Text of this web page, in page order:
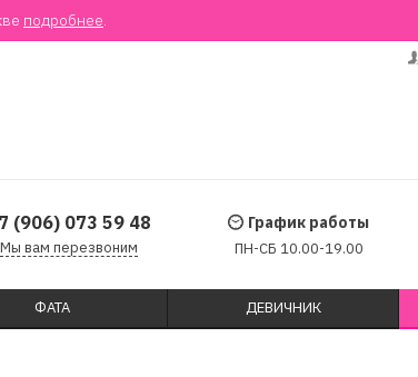
подробнее.
(906) 073 59 48
Мы вам перезвоним
График работы
ПН-СБ 10.00-19.00
ФАТА ДЕВИЧНИК